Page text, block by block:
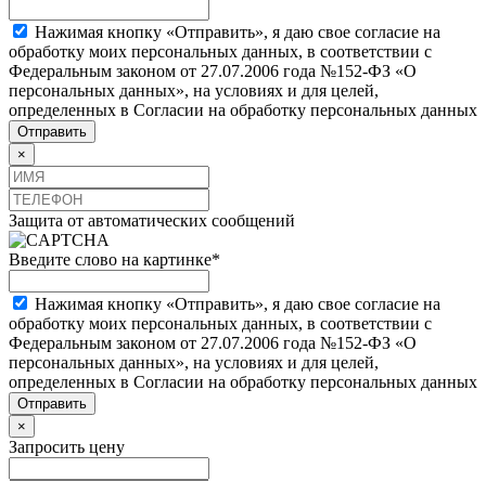
Нажимая кнопку «Отправить», я даю свое согласие на
обработку моих персональных данных, в соответствии с
Федеральным законом от 27.07.2006 года №152-ФЗ «О
персональных данных», на условиях и для целей,
определенных в Согласии на обработку персональных данных
×
Защита от автоматических сообщений
Введите слово на картинке*
Нажимая кнопку «Отправить», я даю свое согласие на
обработку моих персональных данных, в соответствии с
Федеральным законом от 27.07.2006 года №152-ФЗ «О
персональных данных», на условиях и для целей,
определенных в Согласии на обработку персональных данных
×
Запросить цену